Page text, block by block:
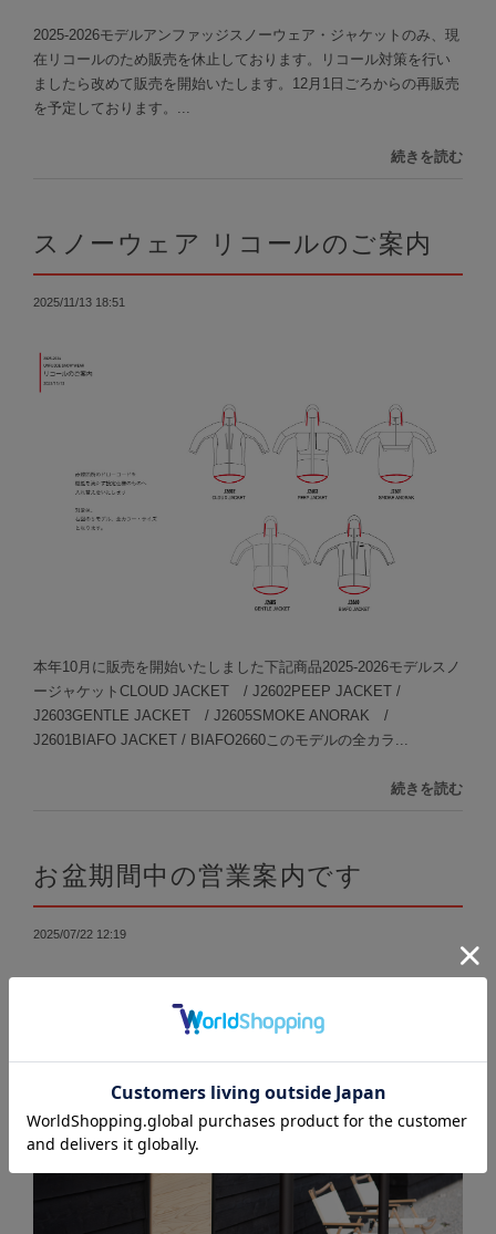
2025-2026モデルアンファッジスノーウェア・ジャケットのみ、現
在リコールのため販売を休止しております。リコール対策を行い
ましたら改めて販売を開始いたします。12月1日ごろからの再販売
を予定しております。...
続きを読む
スノーウェア リコールのご案内
2025/11/13 18:51
本年10月に販売を開始いたしました下記商品2025-2026モデルスノ
ージャケットCLOUD JACKET / J2602PEEP JACKET /
J2603GENTLE JACKET / J2605SMOKE ANORAK /
J2601BIAFO JACKET / BIAFO2660このモデルの全カラ...
続きを読む
お盆期間中の営業案内です
2025/07/22 12:19